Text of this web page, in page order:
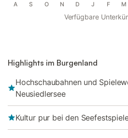
A S O N D J F M
Verfügbare
Highlights im Burgenland
Hochschaubahnen und
Neusiedlersee
Kultur pur bei den